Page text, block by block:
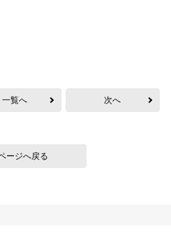
一覧へ 次へ
ージへ戻る